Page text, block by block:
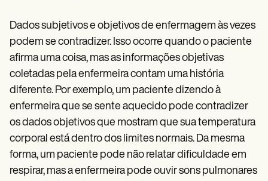
Dados subjetivos e objetivos de enfermagem às vezes
podem se contradizer. Isso ocorre quando o paciente
afirma uma coisa, mas as informações objetivas
coletadas pela enfermeira contam uma história
diferente. Por exemplo, um paciente dizendo à
enfermeira que se sente aquecido pode contradizer
os dados objetivos que mostram que sua temperatura
corporal está dentro dos limites normais. Da mesma
forma, um paciente pode não relatar dificuldade em
respirar, mas a enfermeira pode ouvir sons pulmonares